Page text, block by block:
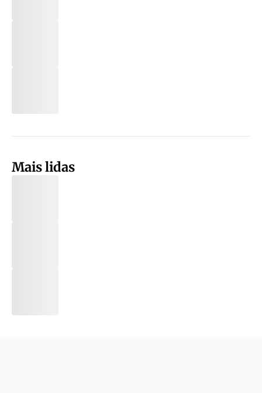
Mais lidas